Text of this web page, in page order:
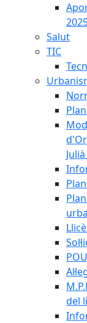
Salut
TIC
del